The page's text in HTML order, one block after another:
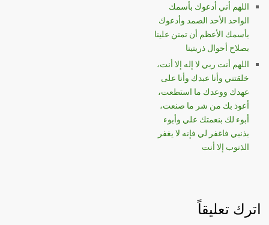
اللهم أني أدعوك بأسمك
الواحد الأحد الصمد وأدعوك
بأسمك الأعظم أن تمنن علينا
بصلاح أحوال ذريتينا
اللهم أنت ربي لا إله إلا أنت،
خلقتني وأنا عبدك وأنا على
عهدك ووعدك ما استطعت،
أعوذ بك من شر ما صنعت،
أبوء لك بنعمتك علي وأبوء
بذنبي فاغفر لي فإنه لا يغفر
الذنوب إلا أنت
اترك تعليقاً